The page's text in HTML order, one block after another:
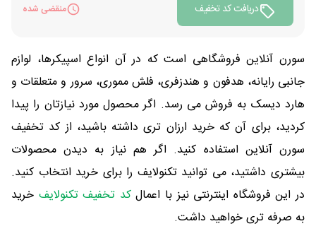
دریافت کد تخفیف منقضی شده
سورن آنلاین فروشگاهی است که در آن انواع اسپیکرها، لوازم
جانبی رایانه، هدفون و هندزفری، فلش مموری، سرور و متعلقات و
هارد دیسک به فروش می رسد. اگر محصول مورد نیازتان را پیدا
کردید، برای آن که خرید ارزان تری داشته باشید، از کد تخفیف
سورن آنلاین استفاده کنید. اگر هم نیاز به دیدن محصولات
بیشتری داشتید، می توانید تکنولایف را برای خرید انتخاب کنید.
در این فروشگاه اینترنتی نیز با اعمالکد تخفیف تکنولایف خرید
به صرفه تری خواهید داشت.